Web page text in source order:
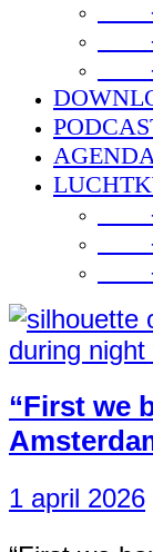
-
-
-
AGENDA
-
-
-
“First we
1 april 2026